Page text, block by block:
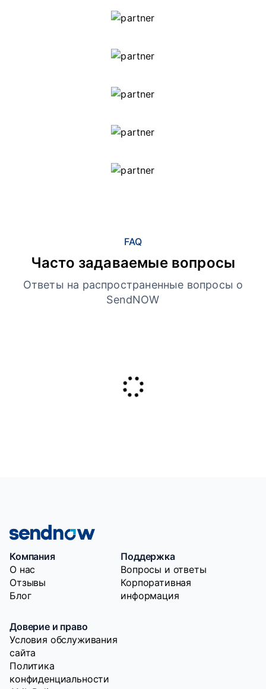
FAQ
Часто задаваемые вопросы
Ответы на распространенные вопросы о
SendNOW
Компания
O нас
Отзывы
Блог
Поддержка
Вопросы и ответы
Корпоративная
информация
Доверие и право
Условия обслуживания
сайта
Политика
конфиденциальности